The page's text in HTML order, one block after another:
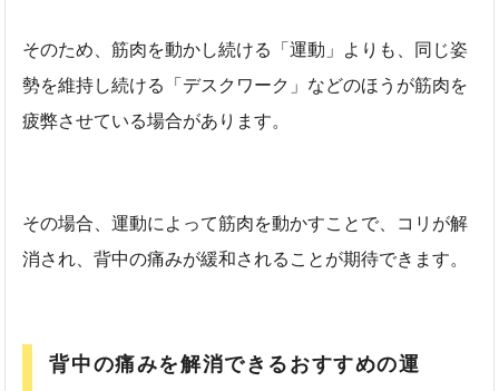
そのため、筋肉を動かし続ける「運動」よりも、同じ姿
勢を維持し続ける「デスクワーク」などのほうが筋肉を
疲弊させている場合があります。
その場合、運動によって筋肉を動かすことで、コリが解
消され、背中の痛みが緩和されることが期待できます。
背中の痛みを解消できるおすすめの運